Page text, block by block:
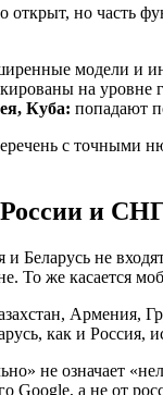
открыт, но часть
модели и
на уровне
Куба: попадают
с точными
и
Беларусь не
То же касается
Армения,
как и Россия,
не означает
Google, а не от